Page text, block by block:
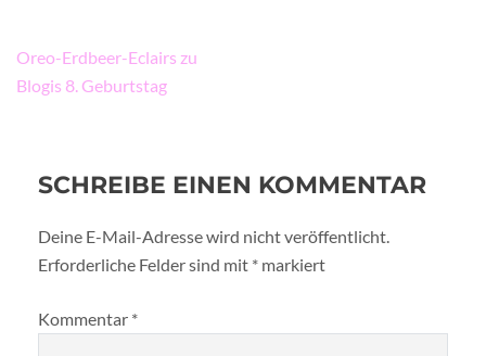
Beitragsnavigation
Oreo-Erdbeer-Eclairs zu
Blogis 8. Geburtstag
SCHREIBE EINEN KOMMENTAR
Deine E-Mail-Adresse wird nicht veröffentlicht.
Erforderliche Felder sind mit * markiert
Kommentar *